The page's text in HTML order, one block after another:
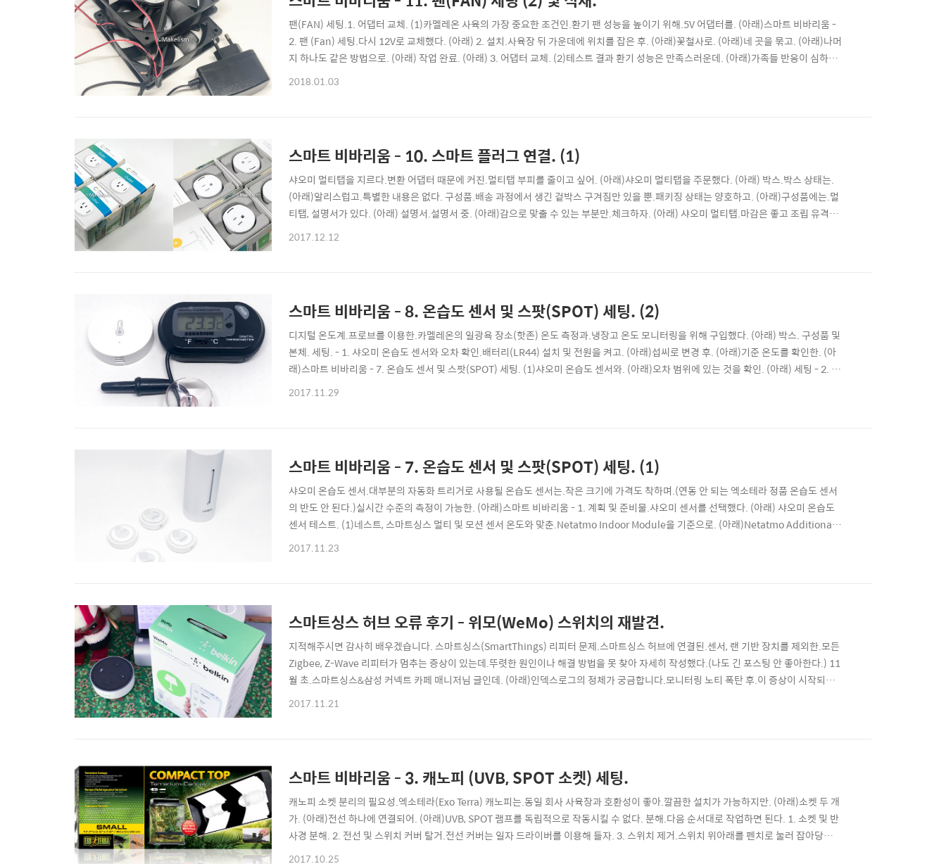
팬(FAN) 세팅.1. 어댑터 교체. (1)카멜레온 사육의 가장 중요한 조건인.환기 팬 성능을 높이기 위해.5V 어댑터를. (아래)스마트 비바리움 -
2. 팬 (Fan) 세팅.다시 12V로 교체했다. (아래) 2. 설치.사육장 뒤 가운데에 위치를 잡은 후. (아래)꽃철사로. (아래)네 곳을 묶고. (아래)나머
지 하나도 같은 방법으로. (아래) 작업 완료. (아래) 3. 어댑터 교체. (2)테스트 결과 환기 성능은 만족스러운데. (아래)가족들 반응이 심하게
안 좋아.(탱크 소리가 나긴 한다.)다시 5V 어댑터로 교체했다. (아래) 4. 자동화(webCoRE).샤오미 온습도 센서의. (아래)스마트 비바리움 -
2018.01.03
스마트 비바리움 - 10. 스마트 플러그 연결. (1)
샤오미 멀티탭을 지르다.변환 어댑터 때문에 커진.멀티탭 부피를 줄이고 싶어. (아래)샤오미 멀티탭을 주문했다. (아래) 박스.박스 상태는.
(아래)알리스럽고.특별한 내용은 없다. 구성품.배송 과정에서 생긴 겉박스 구겨짐만 있을 뿐.패키징 상태는 양호하고. (아래)구성품에는.멀
티탭, 설명서가 있다. (아래) 설명서.설명서 중. (아래)감으로 맞출 수 있는 부분만.체크하자. (아래) 샤오미 멀티탭.마감은 좋고 조립 유격도
없으며. (아래)바닥의 미끄럼방지 패드 등.전체적으로 만듦새가 좋다. (아래) 세팅. (1)기존 멀티탭에서. (아래)변환 어댑터 제거 후.바로 사
2017.12.12
스마트 비바리움 - 8. 온습도 센서 및 스팟(SPOT) 세팅. (2)
디지털 온도계.프로브를 이용한.카멜레온의 일광욕 장소(핫존) 온도 측정과.냉장고 온도 모니터링을 위해 구입했다. (아래) 박스. 구성품 및
본체. 세팅. - 1. 샤오미 온습도 센서와 오차 확인.배터리(LR44) 설치 및 전원을 켜고. (아래)섭씨로 변경 후. (아래)기준 온도를 확인한. (아
래)스마트 비바리움 - 7. 온습도 센서 및 스팟(SPOT) 세팅. (1)샤오미 온습도 센서와. (아래)오차 범위에 있는 것을 확인. (아래) 세팅 - 2. 핫
존 온도 설정.스팟 램프 밑 핫존 온도가.31도에 도달했을 때. (아래)측면에 부착된.샤오미 온습도 센서 값을 측정하고. (아래)다시 오차 확인
2017.11.29
스마트 비바리움 - 7. 온습도 센서 및 스팟(SPOT) 세팅. (1)
샤오미 온습도 센서.대부분의 자동화 트리거로 사용될 온습도 센서는.작은 크기에 가격도 착하며.(연동 안 되는 엑소테라 정품 온습도 센서
의 반도 안 된다.)실시간 수준의 측정이 가능한. (아래)스마트 비바리움 - 1. 계획 및 준비물.샤오미 센서를 선택했다. (아래) 샤오미 온습도
센서 테스트. (1)네스트, 스마트싱스 멀티 및 모션 센서 온도와 맞춘.Netatmo Indoor Module을 기준으로. (아래)Netatmo Additional
indoor Module을 지르다. - 1. 개봉 및 세팅 (1), 사용기.측정 시작. (아래) 페어링 후. (아래)샤오미 (Xiaomi) 센서류를 지르다. - 3. 세팅
2017.11.23
스마트싱스 허브 오류 후기 - 위모(WeMo) 스위치의 재발견.
지적해주시면 감사히 배우겠습니다. 스마트싱스(SmartThings) 리피터 문제.스마트싱스 허브에 연결된.센서, 랜 기반 장치를 제외한.모든
Zigbee, Z-Wave 리피터가 멈추는 증상이 있는데.뚜렷한 원인이나 해결 방법을 못 찾아 자세히 작성했다.(나도 긴 포스팅 안 좋아한다.) 11
월 초.스마트싱스&삼성 커넥트 카페 매니저님 글인데. (아래)인덱스로그의 정체가 궁금합니다.모니터링 노티 폭탄 후.이 증상이 시작되었
다고 한다. 일주일 후.나도 뒤를 따라갔다. 비바리움 자동화 목적으로.샤오미 소켓 3개 및 다원(PM-B430-ZB) 1개를.다른 방에 예비 세팅.
2017.11.21
스마트 비바리움 - 3. 캐노피 (UVB, SPOT 소켓) 세팅.
캐노피 소켓 분리의 필요성.엑소테라(Exo Terra) 캐노피는.동일 회사 사육장과 호환성이 좋아.깔끔한 설치가 가능하지만. (아래)소켓 두 개
가. (아래)전선 하나에 연결되어. (아래)UVB, SPOT 램프를 독립적으로 작동시킬 수 없다. 분해.다음 순서대로 작업하면 된다. 1. 소켓 및 반
사경 분해. 2. 전선 및 스위치 커버 탈거.전선 커버는 일자 드라이버를 이용해 들자. 3. 스위치 제거.스위치 위아래를 펜치로 눌러 잡아당기면
된다. 개조.개조라는 단어가 아까울 정도로 최하의 난이도다. 1. 준비물.전선(좌)과.SONOFF 세팅에 사용한 케이블 글랜드 (우) 준비. 스마
2017.10.25